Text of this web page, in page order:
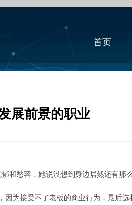
首页
展前景的职业
愁容，她说没想到身边居然还有那么
接受不了老板的商业行为，最后选